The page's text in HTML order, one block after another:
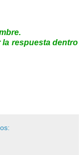
la respuesta dentro